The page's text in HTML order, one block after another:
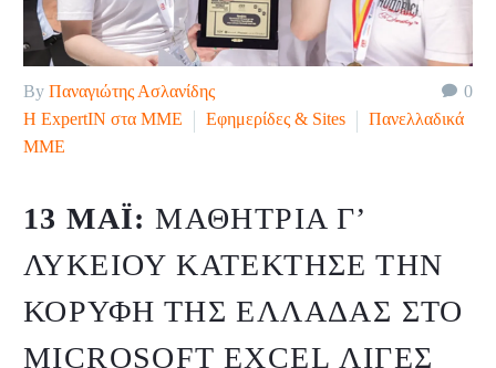
0
By Παναγιώτης Ασλανίδης
H ExpertIN στα ΜΜΕ
Εφημερίδες & Sites
Πανελλαδικά
ΜΜΕ
13 ΜΆΙ:ΜΑΘΉΤΡΙΑ Γ’
ΛΥΚΕΊΟΥ ΚΑΤΈΚΤΗΣΕ ΤΗΝ
ΚΟΡΥΦΉ ΤΗΣ ΕΛΛΆΔΑΣ ΣΤΟ
MICROSOFT EXCEL ΛΊΓΕΣ